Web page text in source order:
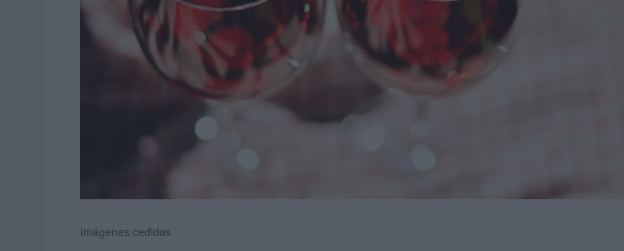
Imágenes cedidas